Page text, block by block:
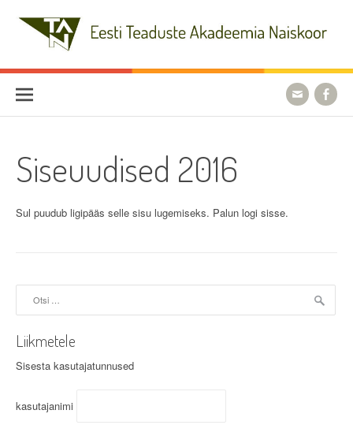
Eesti Teaduste Akadeemia
Naiskoor
Siseuudised 2016
Sul puudub ligipääs selle sisu lugemiseks. Palun logi sisse.
Liikmetele
Sisesta kasutajatunnused
kasutajanimi